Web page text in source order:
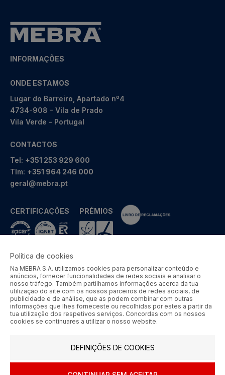
INFORMAÇÕES
ONDE ESTAMOS
Lugar do Barreiro, Apartado nº4
4734-908 - Vila de Prado
Vila Verde - Portugal
CONTACTOS
Tel: +351 253 929 600
Tlm: +351 964 246 000
geral@mebra.pt
CERTIFICAÇÕES PRÉMIOS
MEBRA - Comércio por Grosso de Metais e Acessórios de Braga
S.A. © 2026 Todos os direitos reservados.
Aos preços apresentados acresce IVA à taxa em vigor.
SIGA-NOS
Política de cookies
Na MEBRA S.A. utilizamos cookies para personalizar conteúdo e
anúncios, fornecer funcionalidades de redes sociais e analisar o
nosso tráfego. Também partilhamos informações acerca da tua
utilização do site com os nossos parceiros de redes sociais, de
publicidade e de análise, que as podem combinar com outras
informações que lhes forneceste ou recolhidas por estes a partir da
tua utilização dos respetivos serviços. Concordas com os nossos
cookies se continuares a utilizar o nosso website.
DEFINIÇÕES DE COOKIES